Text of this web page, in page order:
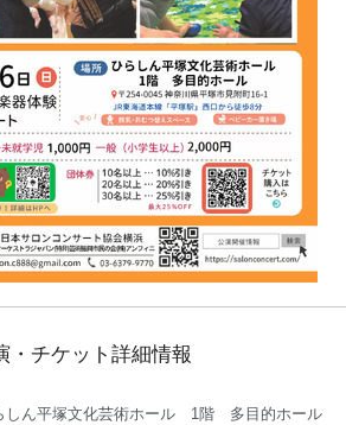
・チケット詳細情報
しん平塚文化芸術ホール 1階 多目的ホール